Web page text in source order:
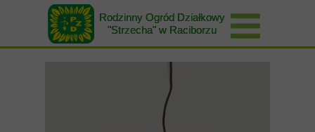
Rodzinny Ogród Działkowy
"Strzecha" w Raciborzu